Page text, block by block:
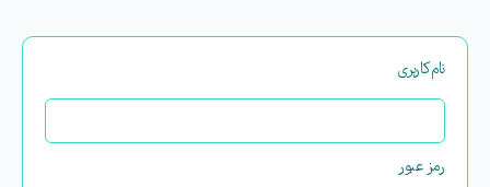
نام‌کاربری
رمز عبور